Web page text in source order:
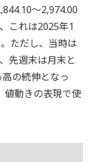
～2,974.00
これは2025年1
ただし、当時は
先週末は月末と
の続伸となっ
値動きの表現で使